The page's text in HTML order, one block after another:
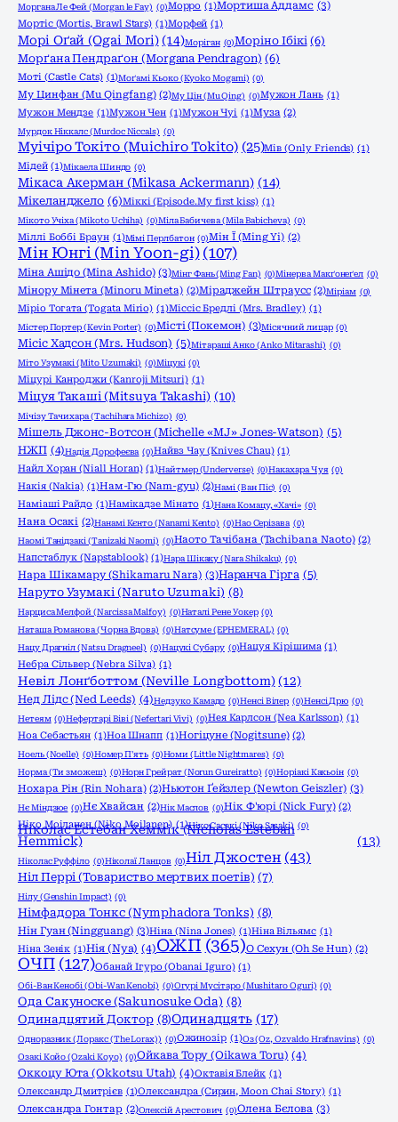
Моргана Ле Фей (Morgan le Fay) (0)Морро (1)Мортиша Аддамс (3)
Мортіс (Mortis, Brawl Stars) (1)Морфей (1)
Морі Оґай (Ogai Mori) (14)Моріган (0)Моріно Ібікі (6)
Морґана Пендраґон (Morgana Pendragon) (6)
Моті (Castle Cats) (1)Моґамі Кьоко (Kyoko Mogami) (0)
Му Цинфан (Mu Qingfang) (2)Му Цін (Mu Qing) (0)Мужон Лань (1)
Мужон Мендзе (1)Мужон Чен (1)Мужон Чуі (1)Муза (2)
Мурдок Ніккалс (Murdoc Niccals) (0)
Муічіро Токіто (Muichiro Tokito) (25)Мів (Only Friends) (1)
Мідей (1)Мікаела Шиндо (0)
Мікаса Акерман (Mikasa Ackermann) (14)
Мікеланджело (6)Міккі (Episode.My first kiss) (1)
Мікото Учіха (Mikoto Uchiha) (0)Міла Бабичева (Mila Babicheva) (0)
Міллі Боббі Браун (1)Мімі Перлбатон (0)Мін Ї (Ming Yi) (2)
Мін Юнгі (Min Yoon-gi) (107)
Міна Ашідо (Mina Ashido) (3)Мінг Фань (Ming Fan) (0)Мінерва Макґонеґел (0)
Мінору Мінета (Minoru Mineta) (2)Міраджейн Штраусс (2)Міріам (0)
Міріо Тогата (Togata Mirio) (1)Міссіс Бредлі (Mrs. Bradley) (1)
Містер Портер (Kevin Porter) (0)Місті (Покемон) (3)Місячний лицар (0)
Місіс Хадсон (Mrs. Hudson) (5)Мітараші Анко (Anko Mitarashi) (0)
Міто Узумакі (Mito Uzumaki) (0)Міцукі (0)
Міцурі Канроджи (Kanroji Mitsuri) (1)
Міцуя Такаші (Mitsuya Takashi) (10)
Мічізу Тачихара (Tachihara Michizo) (0)
Мішель Джонс-Вотсон (Michelle «MJ» Jones-Watson) (5)
НЖП (4)Надія Дорофеєва (0)Найвз Чау (Knives Chau) (1)
Найл Хоран (Niall Horan) (1)Найтмер (Underverse) (0)Накахара Чуя (0)
Накія (Nakia) (1)Нам-Гю (Nam-gyu) (2)Намі (Ван Піс) (0)
Наміаші Райдо (1)Намікадзе Мінато (1)Нана Комацу, «Хачі» (0)
Нана Осакі (2)Нанамі Кєнто (Nanami Kento) (0)Нао Серізава (0)
Наомі Танідзакі (Tanizaki Naomi) (0)Наото Тачібана (Tachibana Naoto) (2)
Напстаблук (Napstablook) (1)Нара Шікаку (Nara Shikaku) (0)
Нара Шікамару (Shikamaru Nara) (3)Наранча Гірга (5)
Наруто Узумакі (Naruto Uzumaki) (8)
Нарциса Мелфой (Narcissa Malfoy) (0)Наталі Рене Уокер (0)
Наташа Романова (Чорна Вдова) (0)Натсуме (EPHEMERAL) (0)
Нацу Драгніл (Natsu Dragneel) (0)Нацукі Субару (0)Нацуя Кірішима (1)
Небра Сільвер (Nebra Silva) (1)
Невіл Лонґботтом (Neville Longbottom) (12)
Нед Лідс (Ned Leeds) (4)Недзуко Камадо (0)Ненсі Вілер (0)Ненсі Дрю (0)
Нетеям (0)Нефертарі Віві (Nefertari Vivi) (0)Нея Карлсон (Nea Karlsson) (1)
Ноа Себастьян (1)Ноа Шнапп (1)Ногіцуне (Nogitsune) (2)
Ноель (Noelle) (0)Номер П'ять (0)Номи (Little Nightmares) (0)
Норма (Ти зможеш) (0)Норн Грейрат (Norun Gureiratto) (0)Норіакі Какьоін (0)
Нохара Рін (Rin Nohara) (2)Ньютон Ґейзлер (Newton Geiszler) (3)
Нє Міндзюе (0)Нє Хвайсан (2)Нік Маслов (0)Нік Ф'юрі (Nick Fury) (2)
Ніко Моіланен (Niko Moilanen) (1)Ніко Сасакі (Niko Sasaki) (0)
Ніколас Естебан Хеммік (Nicholas Esteban
Hemmick)
(13)
Ніколас Руффіло (0)Ніколаї Ланцов (0)Ніл Джостен (43)
Ніл Перрі (Товариство мертвих поетів) (7)
Нілу (Genshin Impact) (0)
Німфадора Тонкс (Nymphadora Tonks) (8)
Нін Гуан (Ningguang) (3)Ніна (Nina Jones) (1)Ніна Вільямс (1)
Ніна Зенік (1)Нія (Nya) (4)ОЖП (365)О Сехун (Oh Se Hun) (2)
ОЧП (127)Обанай Ігуро (Obanai Iguro) (1)
Обі-Ван Кенобі (Obi-Wan Kenobi) (0)Огурі Мусітаро (Mushitaro Oguri) (0)
Ода Сакуноске (Sakunosuke Oda) (8)
Одинадцятий Доктор (8)Одинадцять (17)
Одноразник (Лоракс (The Lorax)) (0)Ожинозір (1)Оз (Oz, Ozvaldo Hrafnavins) (0)
Озакі Койо (Ozaki Koyo) (0)Ойкава Тору (Oikawa Toru) (4)
Оккоцу Юта (Okkotsu Utah) (4)Октавія Блейк (1)
Олександр Дмитрієв (1)Олександра (Сирин, Moon Chai Story) (1)
Олександра Гонтар (2)Олексій Арестович (0)Олена Бєлова (3)